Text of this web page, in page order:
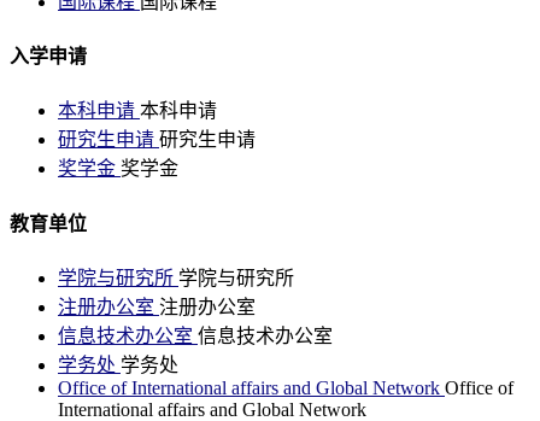
入学申请
本科申请 本科申请
研究生申请 研究生申请
奖学金 奖学金
教育单位
学院与研究所 学院与研究所
注册办公室 注册办公室
信息技术办公室 信息技术办公室
学务处 学务处
Office of International affairs and Global Network Office of
International affairs and Global Network